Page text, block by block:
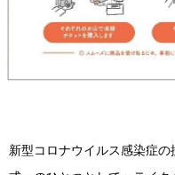
新型コロナウイルス感染症